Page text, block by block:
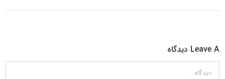
Leave A دیدگاه
دیدگاه